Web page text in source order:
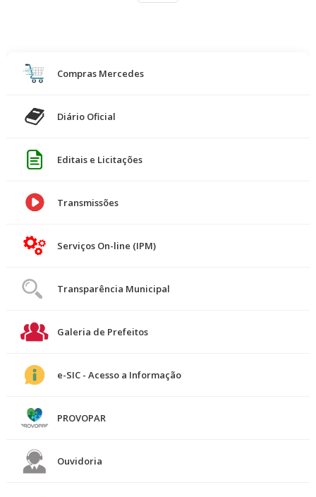
Compras Mercedes
Diário Oficial
Editais e Licitações
Transmissões
Serviços On-line (IPM)
Transparência Municipal
Galeria de Prefeitos
e-SIC - Acesso a Informação
PROVOPAR
Ouvidoria